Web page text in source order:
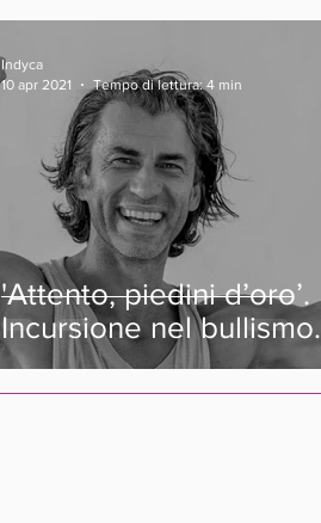
'Attento, piedini d’oro’.
Incursione nel bullismo
che ancora domina la
danza.
Indyca
10 apr 2021
Tempo di lettura: 4 min